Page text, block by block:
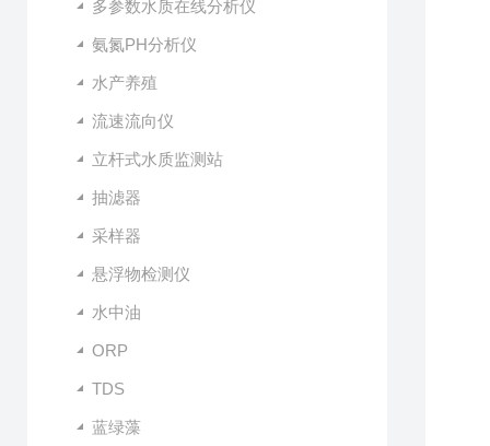
多参数水质在线分析仪
氨氮PH分析仪
水产养殖
流速流向仪
立杆式水质监测站
抽滤器
采样器
悬浮物检测仪
水中油
ORP
TDS
蓝绿藻